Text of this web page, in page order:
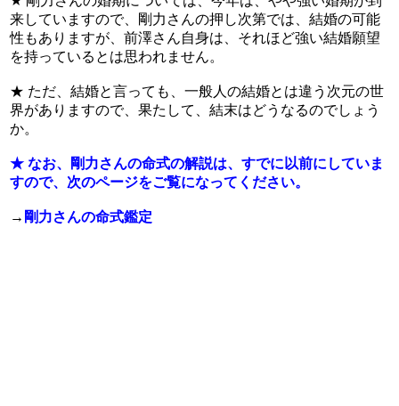
来していますので、剛力さんの押し次第では、結婚の可能
性もありますが、前澤さん自身は、それほど強い結婚願望
を持っているとは思われません。
★ ただ、結婚と言っても、一般人の結婚とは違う次元の世
界がありますので、果たして、結末はどうなるのでしょう
か。
★ なお、剛力さんの命式の解説は、すでに以前にしていま
すので、次のページをご覧になってください。
→ 剛力さんの命式鑑定